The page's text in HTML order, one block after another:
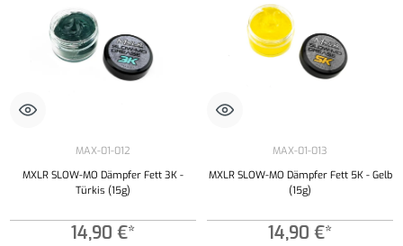
MAX-01-012
MXLR SLOW-MO Dämpfer Fett 3K -
Türkis (15g)
14,90 €*
MAX-01-013
MXLR SLOW-MO Dämpfer Fett 5K - Gelb
(15g)
14,90 €*